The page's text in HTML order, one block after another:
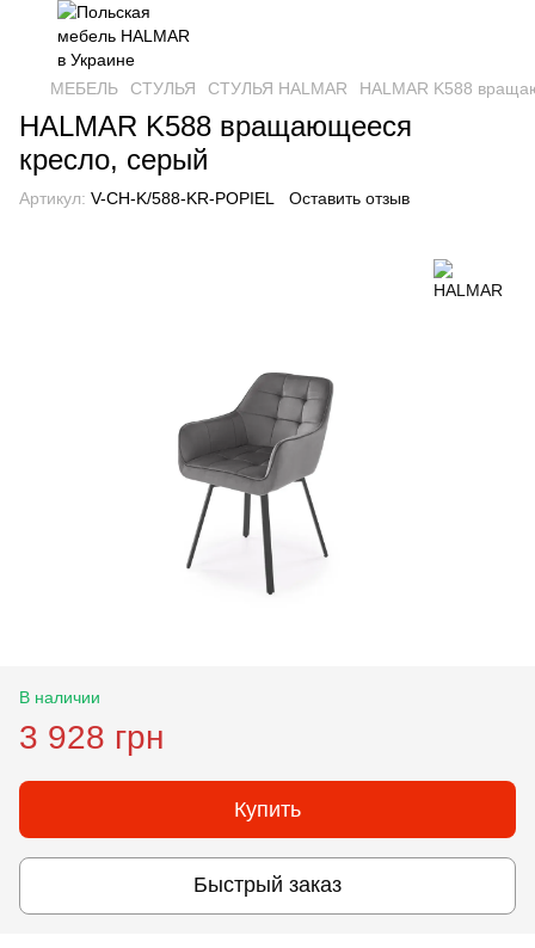
МЕБЕЛЬ СТУЛЬЯ СТУЛЬЯ HALMAR HALMAR K588
HALMAR K588 вращающееся
кресло, серый
Артикул: V-CH-K/588-KR-POPIEL Оставить отзыв
В наличии
3 928 грн
Купить
Быстрый заказ